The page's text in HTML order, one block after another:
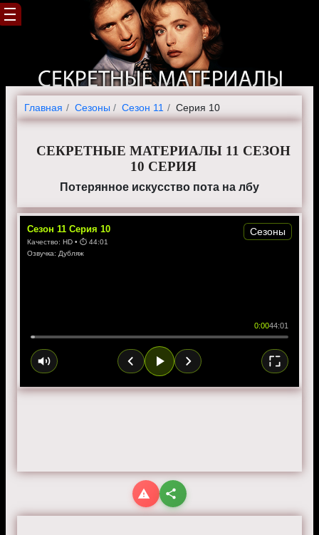
Главная Cезоны Сезон 11 Серия 10
СЕКРЕТНЫЕ МАТЕРИАЛЫ 11 СЕЗОН
10 СЕРИЯ
Потерянное искусство пота на лбу
Сезон 11 Серия 10
Качество: HD • ⏱ 44:01
Озвучка: Дубляж
0:0044:01
Сезоны